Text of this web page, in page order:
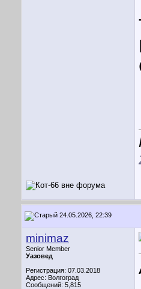
24.05.2026, 22:39
minimaz
Senior Member
Уазовед
Регистрация: 07.03.2018
Адрес: Волгоград
Сообщений: 5,815